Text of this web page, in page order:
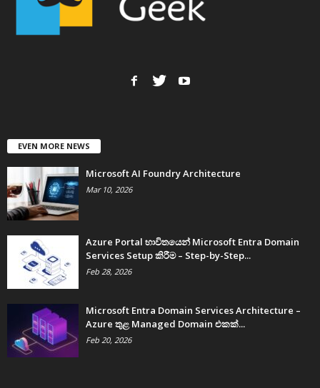
EVEN MORE NEWS
Microsoft AI Foundry Architecture
Mar 10, 2026
Azure Portal භාවිතයෙන් Microsoft Entra Domain
Services Setup කිරීම – Step-by-Step...
Feb 28, 2026
Microsoft Entra Domain Services Architecture –
Azure තුළ Managed Domain එකක්...
Feb 20, 2026